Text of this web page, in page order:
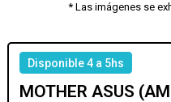
* Las imágenes se
Disponible 4 a 5hs
MOTHER ASUS